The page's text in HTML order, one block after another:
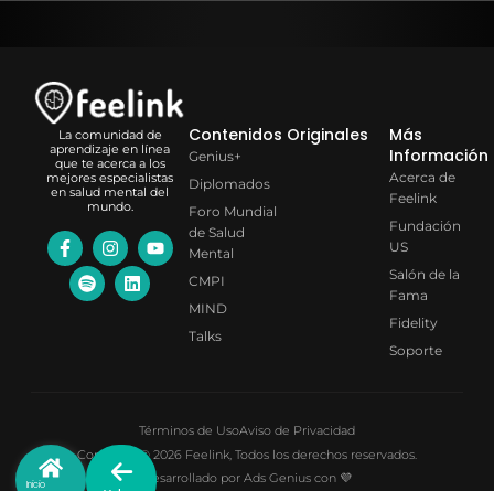
Inicio
La comunidad de
aprendizaje en línea
que te acerca a los
mejores especialistas
en salud mental del
mundo.
Contenidos Originales
Genius+
Diplomados
Foro Mundial
de Salud
Mental
CMPI
MIND
Talks
Más
Información
Acerca de
Feelink
Fundación
US
Salón de la
Fama
Fidelity
Soporte
Términos de UsoAviso de Privacidad
Copyright © 2026 Feelink, Todos los derechos reservados.
Desarrollado por Ads Genius con 💜